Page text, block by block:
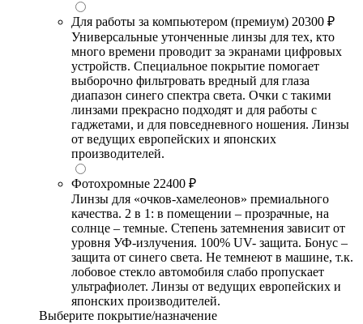
Для работы за компьютером (премиум) 20300 ₽
Универсальные утонченные линзы для тех, кто
много времени проводит за экранами цифровых
устройств. Специальное покрытие помогает
выборочно фильтровать вредный для глаза
диапазон синего спектра света. Очки с такими
линзами прекрасно подходят и для работы с
гаджетами, и для повседневного ношения. Линзы
от ведущих европейских и японских
производителей.
Фотохромные 22400 ₽
Линзы для «очков-хамелеонов» премиального
качества. 2 в 1: в помещении – прозрачные, на
солнце – темные. Степень затемнения зависит от
уровня УФ-излучения. 100% UV- защита. Бонус –
защита от синего света. Не темнеют в машине, т.к.
лобовое стекло автомобиля слабо пропускает
ультрафиолет. Линзы от ведущих европейских и
японских производителей.
Выберите покрытие/назначение